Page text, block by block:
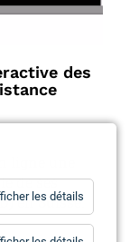
des
ligne une
de ses
en Suisse.
les détails